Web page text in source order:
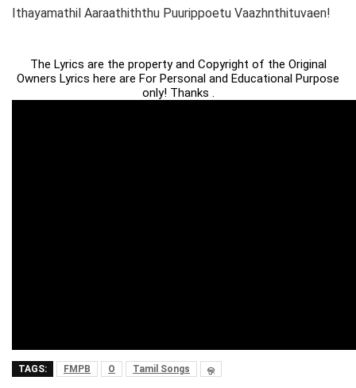
Ithayamathil Aaraathiththu Puurippoetu Vaazhnthituvaen!
The Lyrics are the property and Copyright of the Original
Owners Lyrics here are For Personal and Educational Purpose
only! Thanks .
TAGS: FMPB O Tamil Songs ஒ